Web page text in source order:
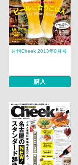
月刊Cheek 2013年8月号
購入